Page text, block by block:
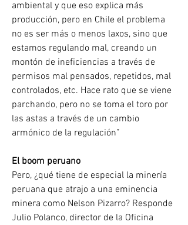
ambiental y que eso explica más
producción, pero en Chile el problema
no es ser más o menos laxos, sino que
estamos regulando mal, creando un
montón de ineficiencias a través de
permisos mal pensados, repetidos, mal
controlados, etc. Hace rato que se viene
parchando, pero no se toma el toro por
las astas a través de un cambio
armónico de la regulación”
El boom peruano
Pero, ¿qué tiene de especial la minería
peruana que atrajo a una eminencia
minera como Nelson Pizarro? Responde
Julio Polanco, director de la Oficina